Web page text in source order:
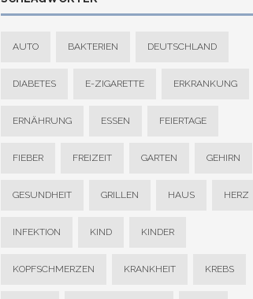
AUTO BAKTERIEN DEUTSCHLAND
DIABETES E-ZIGARETTE ERKRANKUNG
ERNÄHRUNG ESSEN FEIERTAGE
FIEBER FREIZEIT GARTEN GEHIRN
GESUNDHEIT GRILLEN HAUS HERZ
INFEKTION KIND KINDER
KOPFSCHMERZEN KRANKHEIT KREBS